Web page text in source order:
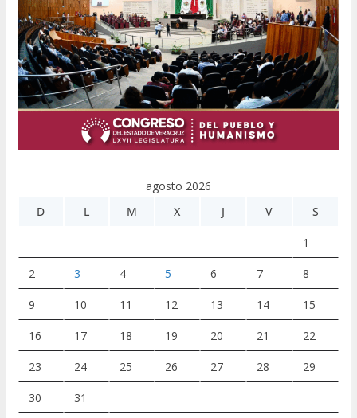
agosto 2026
D
L M X J V S
1
2 3 4 5 6 7 8
9 10 11 12 13 14 15
16 17 18 19 20 21 22
23 24 25 26 27 28 29
30 31